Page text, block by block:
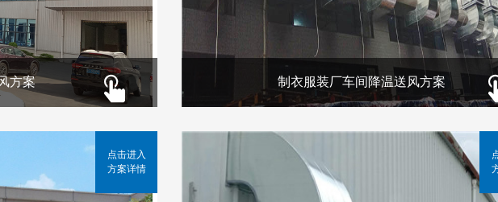
方案 制衣服装厂车间降温送风方案
点击进入
方案详情